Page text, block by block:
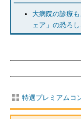
大病院の診療
ェア」の恐ろし
特選プレミアムコ